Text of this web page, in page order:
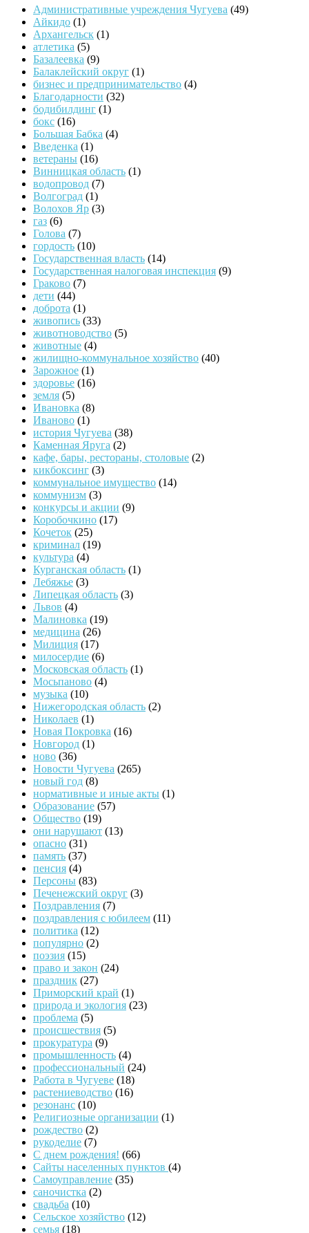
Административные учреждения Чугуева (49)
Айкидо (1)
Архангельск (1)
атлетика (5)
Базалеевка (9)
Балаклейский округ (1)
бизнес и предпринимательство (4)
Благодарности (32)
бодибилдинг (1)
бокс (16)
Большая Бабка (4)
Введенка (1)
ветераны (16)
Винницкая область (1)
водопровод (7)
Волгоград (1)
Волохов Яр (3)
газ (6)
Голова (7)
гордость (10)
Государственная власть (14)
Государственная налоговая инспекция (9)
Граково (7)
дети (44)
доброта (1)
живопись (33)
животноводство (5)
животные (4)
жилищно-коммунальное хозяйство (40)
Зарожное (1)
здоровье (16)
земля (5)
Ивановка (8)
Иваново (1)
история Чугуева (38)
Каменная Яруга (2)
кафе, бары, рестораны, столовые (2)
кикбоксинг (3)
коммунальное имущество (14)
коммунизм (3)
конкурсы и акции (9)
Коробочкино (17)
Кочеток (25)
криминал (19)
культура (4)
Курганская область (1)
Лебяжье (3)
Липецкая область (3)
Львов (4)
Малиновка (19)
медицина (26)
Милиция (17)
милосердие (6)
Московская область (1)
Мосьпаново (4)
музыка (10)
Нижегородская область (2)
Николаев (1)
Новая Покровка (16)
Новгород (1)
ново (36)
Новости Чугуева (265)
новый год (8)
нормативные и иные акты (1)
Образование (57)
Общество (19)
они нарушают (13)
опасно (31)
память (37)
пенсия (4)
Персоны (83)
Печенежский округ (3)
Поздравления (7)
поздравления с юбилеем (11)
политика (12)
популярно (2)
поэзия (15)
право и закон (24)
праздник (27)
Приморский край (1)
природа и экология (23)
проблема (5)
происшествия (5)
прокуратура (9)
промышленность (4)
профессиональный (24)
Работа в Чугуеве (18)
растениеводство (16)
резонанс (10)
Религиозные организации (1)
рождество (2)
рукоделие (7)
С днем рождения! (66)
Сайты населенных пунктов (4)
Самоуправление (35)
саночистка (2)
свадьба (10)
Сельское хозяйство (12)
семья (18)